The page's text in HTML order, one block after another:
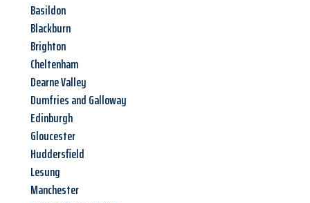
Basildon
Blackburn
Brighton
Cheltenham
Dearne Valley
Dumfries and Galloway
Edinburgh
Gloucester
Huddersfield
Lesung
Manchester